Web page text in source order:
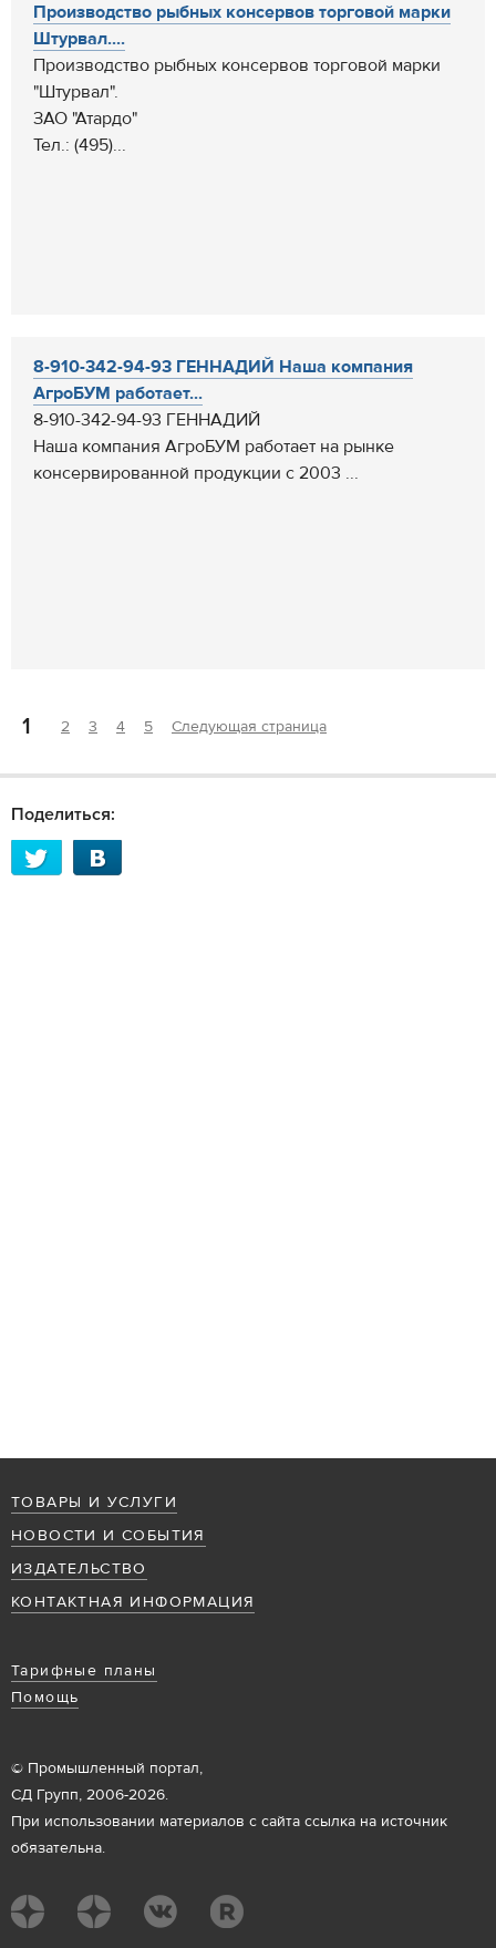
Производство рыбных консервов торговой марки
Штурвал....
Производство рыбных консервов торговой марки
"Штурвал".
ЗАО "Атардо"
Тел.: (495)...
8-910-342-94-93 ГЕННАДИЙ Наша компания
АгроБУМ работает...
8-910-342-94-93 ГЕННАДИЙ
Наша компания АгроБУМ работает на рынке
консервированной продукции с 2003 ...
1 2 3 4 5 Следующая страница
Поделиться:
ТОВАРЫ И УСЛУГИ
НОВОСТИ И СОБЫТИЯ
ИЗДАТЕЛЬСТВО
КОНТАКТНАЯ ИНФОРМАЦИЯ
Тарифные планы
Помощь
© Промышленный портал,
СД Групп, 2006-2026.
При использовании материалов с сайта ссылка на источник
обязательна.